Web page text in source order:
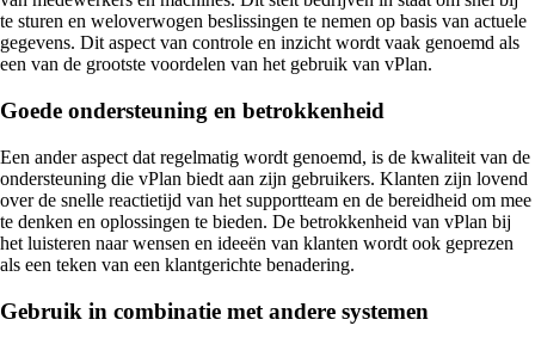
te sturen en weloverwogen beslissingen te nemen op basis van actuele
gegevens. Dit aspect van controle en inzicht wordt vaak genoemd als
een van de grootste voordelen van het gebruik van vPlan.
Goede ondersteuning en betrokkenheid
Een ander aspect dat regelmatig wordt genoemd, is de kwaliteit van de
ondersteuning die vPlan biedt aan zijn gebruikers. Klanten zijn lovend
over de snelle reactietijd van het supportteam en de bereidheid om mee
te denken en oplossingen te bieden. De betrokkenheid van vPlan bij
het luisteren naar wensen en ideeën van klanten wordt ook geprezen
als een teken van een klantgerichte benadering.
Gebruik in combinatie met andere systemen